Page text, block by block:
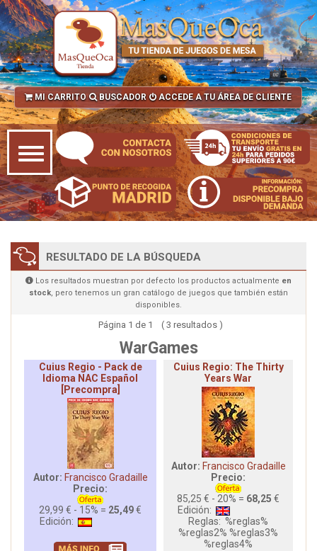
MI CARRITO BUSCADOR ACCEDE A TU ÁREA DE CLIENTE
RESULTADO DE LA BÚSQUEDA
Los resultados muestran por defecto los productos actualmente en
stock, pero tenemos un gran catálogo de juegos que también están
disponibles.
Página 1 de 1 ( 3 resultados )
WarGames
Cuius Regio - Pack de
Idioma NAC Español
[Precompra]
Autor: Francisco Gradaille
Precio:
29,99 € - 15% = 25,49€
Edición:
Cuius Regio: The Thirty
Years War
Autor: Francisco Gradaille
Precio:
85,25 € - 20% = 68,25 €
Edición:
Reglas: %reglas%
%reglas2% %reglas3%
%reglas4%